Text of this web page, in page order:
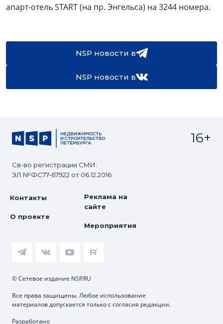
апарт-отель START (на пр. Энгельса) на 3244 номера.
NSP новости в
NSP новости в
Св-во регистрации СМИ:
ЭЛ №ФС77-67922 от 06.12.2016
16+
Контакты
О проекте
Реклама на
сайте
Мероприятия
© Сетевое издание NSP.RU
Все права защищены. Любое использование
материалов допускается только с согласия редакции.
Разработано